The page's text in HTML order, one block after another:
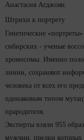
Анастасия Агджоян
Штрихи к портрету
Генетические
сибирских - ученые
хромосомы. Именно
линии, сохраняют
человека от всех его
одинаковым типом
прародителя.
Эксперты взяли 955
мужчин, предки которых